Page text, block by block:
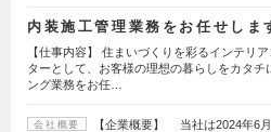
内装施工管理業務をお任せしま
【仕事内容】 住まいづくりを彩るインテリ
ターとして、お客様の理想の暮らしをカタチ
ング業務をお任…
会社概要
【企業概要】 当社は2024年6